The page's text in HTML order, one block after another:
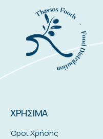
ΧΡΗΣΙΜΑ
Όροι Χρήσης